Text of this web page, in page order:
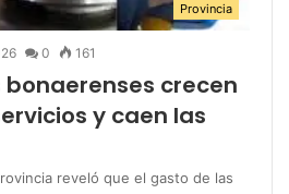
Provincia
0 161
bonaerenses crecen
y caen las
reveló que el gasto de las